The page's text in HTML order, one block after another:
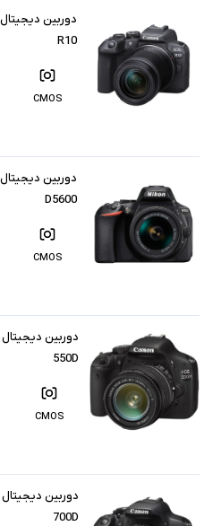
R10
CMOS
D5600
CMOS
550D
CMOS
700D